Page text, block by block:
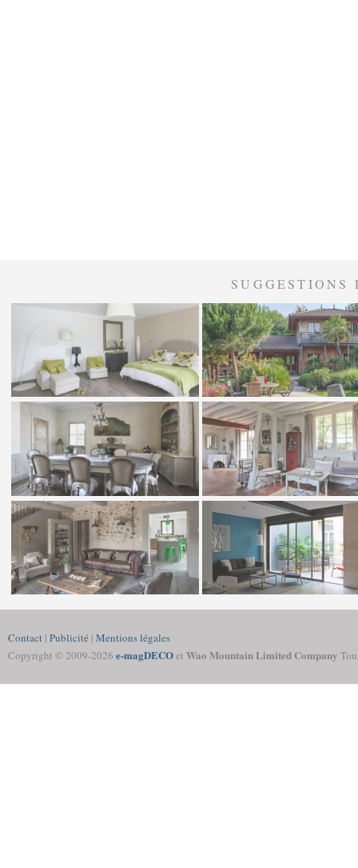
Contact | Publicité | Mentions légales
Copyright © 2009-2026 e-magDECOet Wao Mountain Limited Company